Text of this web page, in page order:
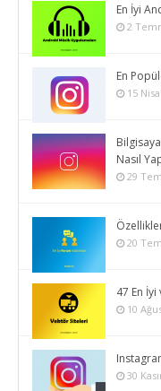
En İyi
2
En
15
Nasıl
29
20
47 En
10
30